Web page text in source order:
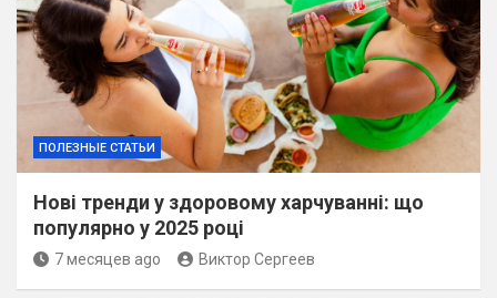
ПОЛЕЗНЫЕ СТАТЬИ
Нові тренди у здоровому харчуванні: що
популярно у 2025 році
7 месяцев ago Виктор Сергеев